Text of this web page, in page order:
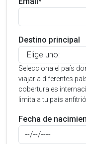
Destino principal
Selecciona el país
viajar a diferentes
cobertura es
limita a tu país
Fecha de